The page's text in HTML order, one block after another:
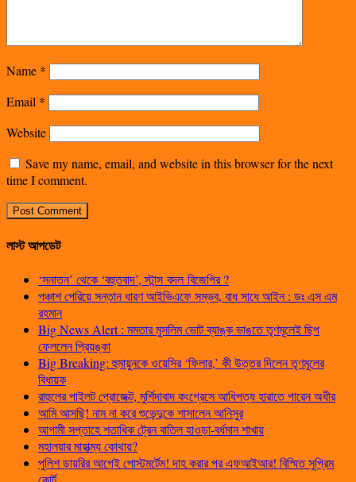
Name *
Email *
Website
Save my name, email, and website in this browser for the next
time I comment.
লাস্ট আপডেট
‘সনাতন’ থেকে ‘বহুতবাদ’, স্টান্স বদল বিজেপির ?
পঞ্চাশ পেরিয়ে সন্তান ধারণ আইভিএফে সম্ভব, বাধ সাধে আইন : ডঃ এস এম
রহমান
Big News Alert : মমতার মুসলিম ভোট ব্যাঙ্ক ভাঙতে তৃণমূলেই ছিপ
ফেললেন প্রিয়ঙ্কা
Big Breaking: হুমায়ুনকে ওয়েসির ‘ফিলার,’ কী উত্তর দিলেন তৃণমূলের
বিধায়ক
রাহুলের পাইলট প্রোজেক্ট, মুর্শিদাবাদ কংগ্রেসে আধিপত্য হারাতে পারেন অধীর
আমি আসছি! নাম না করে শুভেন্দুকে শাসালেন আনিসুর
আগামী সপ্তাহে শতাধিক ট্রেন বাতিল হাওড়া-বর্ধমান শাখায়
মহালয়ার মাহাত্ম্য কোথায়?
পুলিশ ডায়রির আগেই পোস্টমর্টেম! দাহ করার পর এফআইআর! বিস্মিত সুপ্রিম